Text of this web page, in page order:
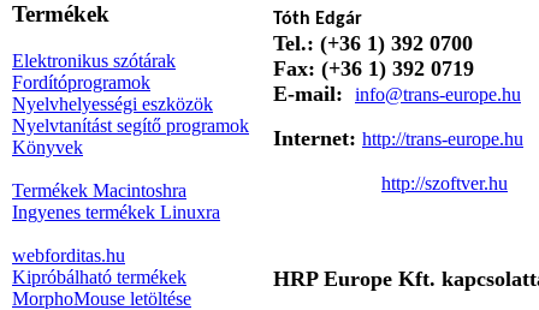
Termékek
Elektronikus szótárak
Fordítóprogramok
Nyelvhelyességi eszközök
Nyelvtanítást segítő programok
Könyvek
Termékek Macintoshra
Ingyenes termékek Linuxra
webforditas.hu
Kipróbálható termékek
MorphoMouse letöltése
Tóth Edgár
Tel.: (+36 1) 392 0700
Fax: (+36 1) 392 0719
E-mail:
info@trans-europe.hu
Internet: http://trans-europe.hu
http://szoftver.hu
HRP Europe Kft.